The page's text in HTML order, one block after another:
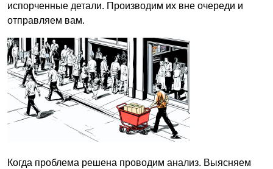
испорченные детали. Производим их вне очереди и
отправляем вам.
Когда проблема решена проводим анализ. Выясняем